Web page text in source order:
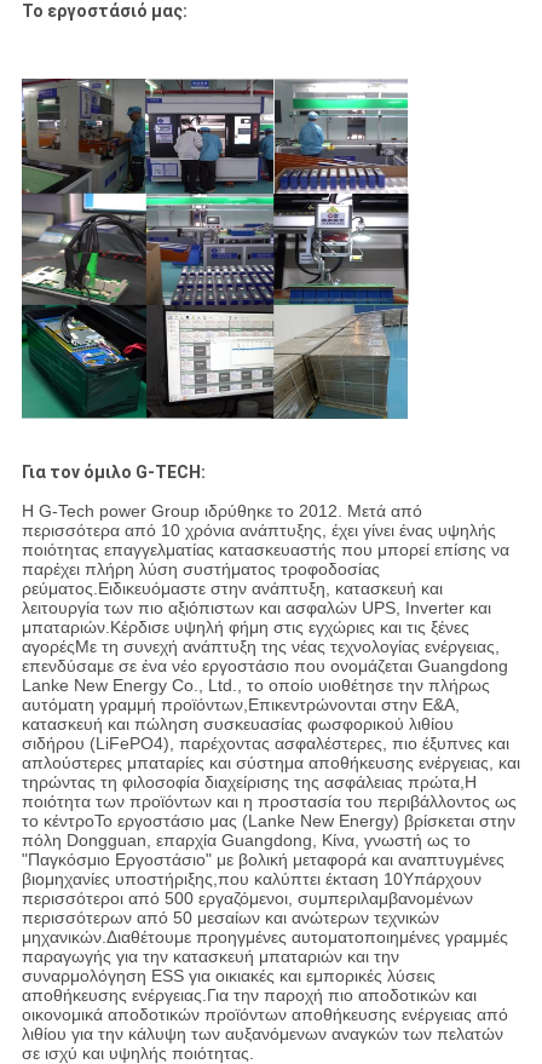
Το εργοστάσιό μας:
Για τον όμιλο G-TECH:
Η G-Tech power Group ιδρύθηκε το 2012. Μετά από
περισσότερα από 10 χρόνια ανάπτυξης, έχει γίνει ένας υψηλής
ποιότητας επαγγελματίας κατασκευαστής που μπορεί επίσης να
παρέχει πλήρη λύση συστήματος τροφοδοσίας
ρεύματος.Ειδικευόμαστε στην ανάπτυξη, κατασκευή και
λειτουργία των πιο αξιόπιστων και ασφαλών UPS, Inverter και
μπαταριών.Κέρδισε υψηλή φήμη στις εγχώριες και τις ξένες
αγορέςΜε τη συνεχή ανάπτυξη της νέας τεχνολογίας ενέργειας,
επενδύσαμε σε ένα νέο εργοστάσιο που ονομάζεται Guangdong
Lanke New Energy Co., Ltd., το οποίο υιοθέτησε την πλήρως
αυτόματη γραμμή προϊόντων,Επικεντρώνονται στην Ε&Α,
κατασκευή και πώληση συσκευασίας φωσφορικού λιθίου
σιδήρου (LiFePO4), παρέχοντας ασφαλέστερες, πιο έξυπνες και
απλούστερες μπαταρίες και σύστημα αποθήκευσης ενέργειας, και
τηρώντας τη φιλοσοφία διαχείρισης της ασφάλειας πρώτα,Η
ποιότητα των προϊόντων και η προστασία του περιβάλλοντος ως
το κέντροΤο εργοστάσιο μας (Lanke New Energy) βρίσκεται στην
πόλη Dongguan, επαρχία Guangdong, Κίνα, γνωστή ως το
"Παγκόσμιο Εργοστάσιο" με βολική μεταφορά και αναπτυγμένες
βιομηχανίες υποστήριξης,που καλύπτει έκταση 10Υπάρχουν
περισσότεροι από 500 εργαζόμενοι, συμπεριλαμβανομένων
περισσότερων από 50 μεσαίων και ανώτερων τεχνικών
μηχανικών.Διαθέτουμε προηγμένες αυτοματοποιημένες γραμμές
παραγωγής για την κατασκευή μπαταριών και την
συναρμολόγηση ESS για οικιακές και εμπορικές λύσεις
αποθήκευσης ενέργειας.Για την παροχή πιο αποδοτικών και
οικονομικά αποδοτικών προϊόντων αποθήκευσης ενέργειας από
λιθίου για την κάλυψη των αυξανόμενων αναγκών των πελατών
σε ισχύ και υψηλής ποιότητας.